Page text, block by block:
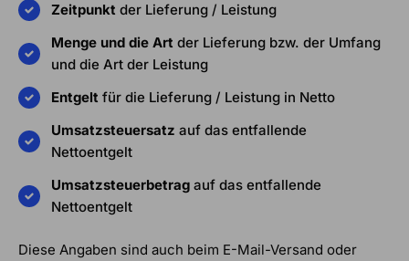
Zeitpunkt der Lieferung / Leistung
Menge und die Art der Lieferung bzw. der Umfang
und die Art der Leistung
Entgelt für die Lieferung / Leistung in Netto
Umsatzsteuersatz auf das entfallende
Nettoentgelt
Umsatzsteuerbetrag auf das entfallende
Nettoentgelt
Diese Angaben sind auch beim E-Mail-Versand oder